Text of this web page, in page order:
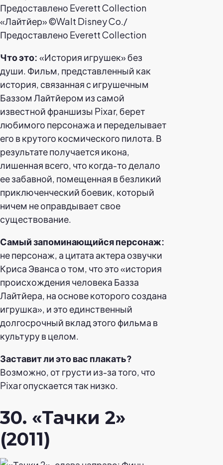
«Лайтйер» ©Walt Disney Co./
Предоставлено Everett Collection
Что это: «История игрушек» без
души. Фильм, представленный как
история, связанная с игрушечным
Баззом Лайтйером из самой
известной франшизы Pixar, берет
любимого персонажа и переделывает
его в крутого космического пилота. В
результате получается икона,
лишенная всего, что когда-то делало
ее забавной, помещенная в безликий
приключенческий боевик, который
ничем не оправдывает свое
существование.
Самый запоминающийся персонаж:
не персонаж, а цитата актера озвучки
Криса Эванса о том, что это «история
происхождения человека Базза
Лайтйера, на основе которого создана
игрушка», и это единственный
долгосрочный вклад этого фильма в
культуру в целом.
Заставит ли это вас плакать?
Возможно, от грусти из-за того, что
Pixar опускается так низко.
30. «Тачки 2»
(2011)